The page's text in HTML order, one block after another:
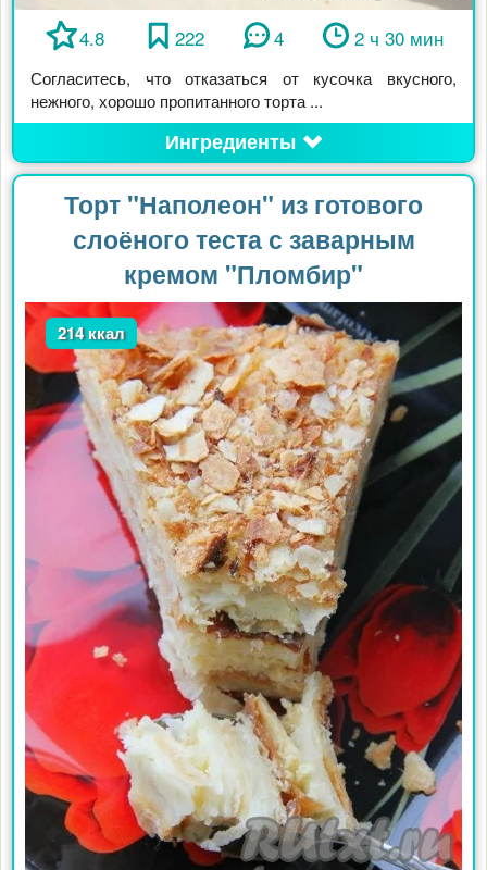
4.8 222 4 2 ч 30 мин
Согласитесь, что отказаться от кусочка вкусного,
нежного, хорошо пропитанного торта ...
Ингредиенты
Торт "Наполеон" из готового
слоёного теста с заварным
кремом "Пломбир"
214 ккал